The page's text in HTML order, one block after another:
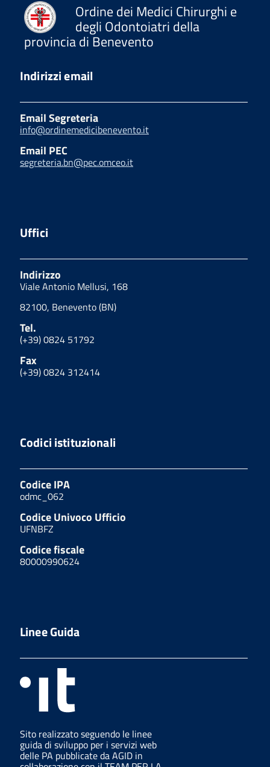
Ordine dei Medici Chirurghi e
degli Odontoiatri della
provincia di Benevento
Indirizzi email
Email Segreteria
info@ordinemedicibenevento.it
Email PEC
segreteria.bn@pec.omceo.it
Uffici
Indirizzo
Viale Antonio Mellusi, 168
82100, Benevento (BN)
Tel.
(+39) 0824 51792
Fax
(+39) 0824 312414
Codici istituzionali
Codice IPA
odmc_062
Codice Univoco Ufficio
UFNBFZ
Codice fiscale
80000990624
Linee Guida
Sito realizzato seguendo le linee
guida di sviluppo per i servizi web
delle PA pubblicate da AGID in